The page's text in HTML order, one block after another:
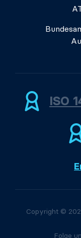
ISO
Copyright ©
Folge